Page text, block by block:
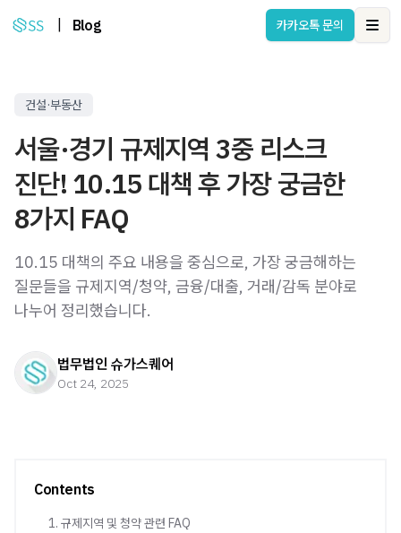
Blog 카카오톡 문의
건설·부동산
서울·경기 규제지역 3중 리스크
진단! 10.15 대책 후 가장 궁금한
8가지 FAQ
10.15 대책의 주요 내용을 중심으로, 가장 궁금해하는
질문들을 규제지역/청약, 금융/대출, 거래/감독 분야로
나누어 정리했습니다.
법무법인 슈가스퀘어
Oct 24, 2025
Contents
1. 규제지역 및 청약 관련 FAQ